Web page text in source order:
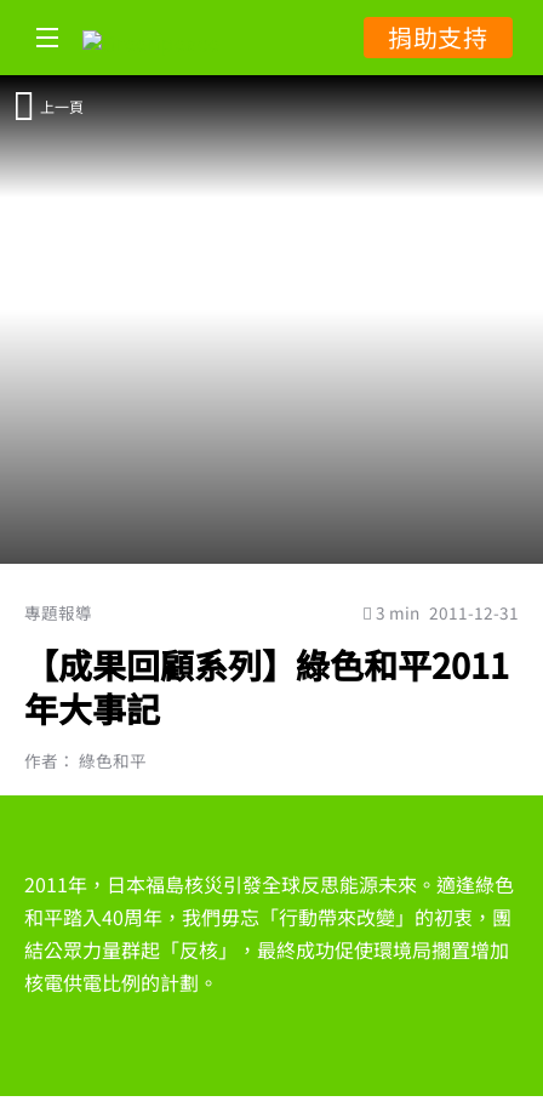
捐助支持
上一頁
專題報導 3 min 2011-12-31
【成果回顧系列】綠色和平2011
年大事記
作者： 綠色和平
2011年，日本福島核災引發全球反思能源未來。適逢綠色
和平踏入40周年，我們毋忘「行動帶來改變」的初衷，團
結公眾力量群起「反核」，最終成功促使環境局擱置增加
核電供電比例的計劃。